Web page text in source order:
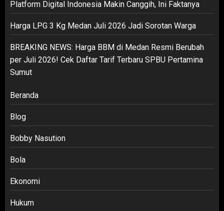
Platform Digital Indonesia Makin Canggih, Ini Faktanya
Harga LPG 3 Kg Medan Juli 2026 Jadi Sorotan Warga
BREAKING NEWS: Harga BBM di Medan Resmi Berubah
per Juli 2026! Cek Daftar Tarif Terbaru SPBU Pertamina
Sumut
Beranda
Blog
Bobby Nasution
Bola
Ekonomi
Hukum